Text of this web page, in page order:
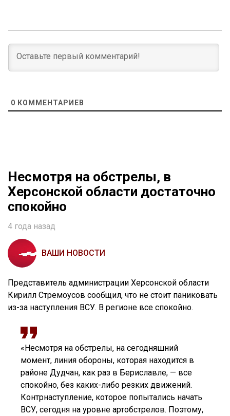
0 КОММЕНТАРИЕВ
Несмотря на обстрелы, в
Херсонской области достаточно
спокойно
4 года назад
ВАШИ НОВОСТИ
Представитель администрации Херсонской области
Кирилл Стремоусов сообщил, что не стоит паниковать
из-за наступления ВСУ. В регионе все спокойно.
«Несмотря на обстрелы, на сегодняшний
момент, линия обороны, которая находится в
районе Дудчан, как раз в Бериславле, — все
спокойно, без каких-либо резких движений.
Контрнаступление, которое попытались начать
ВСУ, сегодня на уровне артобстрелов. Поэтому,